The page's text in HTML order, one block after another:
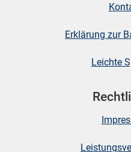
Erklärung zur
Leichte